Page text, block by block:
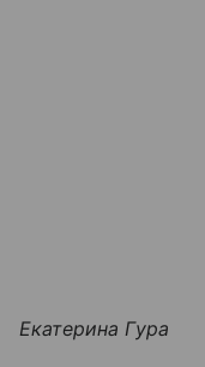
Екатерина Гура